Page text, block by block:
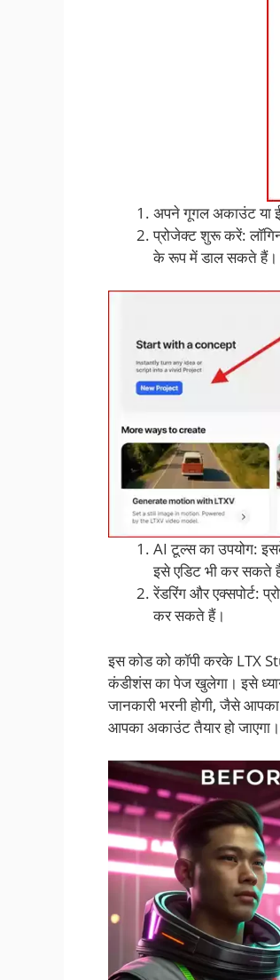
अपने गूगल अकाउंट या
प्रोजेक्ट शुरू करें:
के रूप में डाल सकते हैं।
AI टूल्स का उपयोग:
इसे एडिट भी कर सकते
रेंडरिंग और एक्सपोर्ट:
कर सकते हैं।
इस कोड को कॉपी करके LTX
कंडीशंस का पेज खुलेगा। इसे
जानकारी भरनी होगी, जैसे
आपका अकाउंट तैयार हो जाएगा।